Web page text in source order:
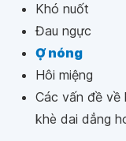
Khó nuốt
Đau ngực
Ợ nóng
Hôi miệng
Các vấn đề về
khè dai dẳng